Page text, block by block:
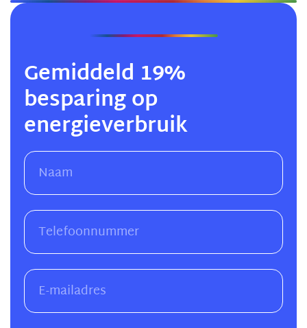
Gemiddeld 19%
besparing op
energieverbruik